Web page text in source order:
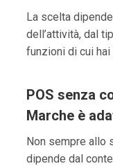
La scelta
dell’attività, dal
funzioni di cui
POS senza
Marche è
Non sempre allo
dipende dal